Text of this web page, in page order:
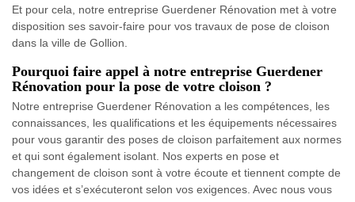
Et pour cela, notre entreprise Guerdener Rénovation met à votre
disposition ses savoir-faire pour vos travaux de pose de cloison
dans la ville de Gollion.
Pourquoi faire appel à notre entreprise Guerdener
Rénovation pour la pose de votre cloison ?
Notre entreprise Guerdener Rénovation a les compétences, les
connaissances, les qualifications et les équipements nécessaires
pour vous garantir des poses de cloison parfaitement aux normes
et qui sont également isolant. Nos experts en pose et
changement de cloison sont à votre écoute et tiennent compte de
vos idées et s’exécuteront selon vos exigences. Avec nous vous